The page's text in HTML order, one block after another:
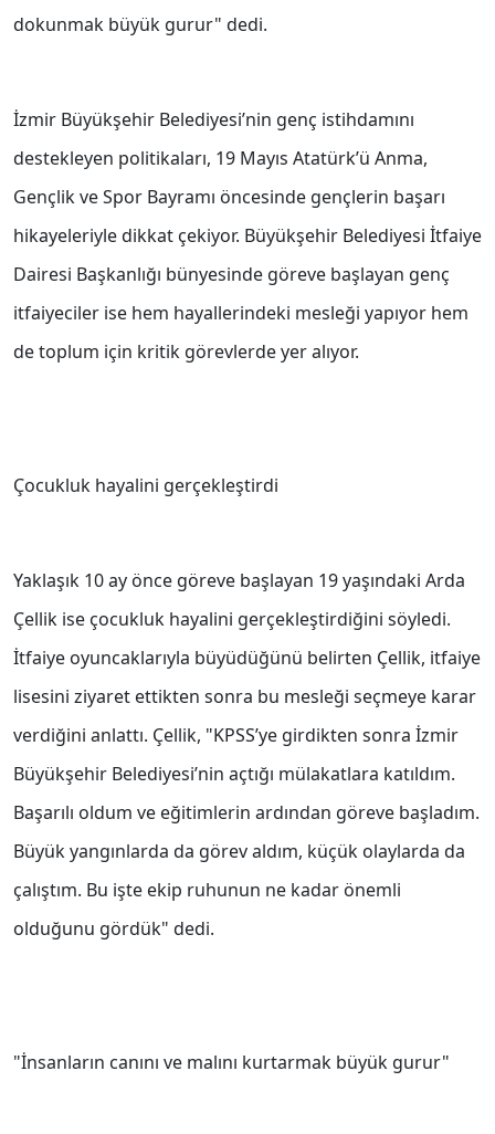
dokunmak büyük gurur" dedi.
İzmir Büyükşehir Belediyesi’nin genç istihdamını
destekleyen politikaları, 19 Mayıs Atatürk’ü Anma,
Gençlik ve Spor Bayramı öncesinde gençlerin başarı
hikayeleriyle dikkat çekiyor. Büyükşehir Belediyesi İtfaiye
Dairesi Başkanlığı bünyesinde göreve başlayan genç
itfaiyeciler ise hem hayallerindeki mesleği yapıyor hem
de toplum için kritik görevlerde yer alıyor.
Çocukluk hayalini gerçekleştirdi
Yaklaşık 10 ay önce göreve başlayan 19 yaşındaki Arda
Çellik ise çocukluk hayalini gerçekleştirdiğini söyledi.
İtfaiye oyuncaklarıyla büyüdüğünü belirten Çellik, itfaiye
lisesini ziyaret ettikten sonra bu mesleği seçmeye karar
verdiğini anlattı. Çellik, "KPSS’ye girdikten sonra İzmir
Büyükşehir Belediyesi’nin açtığı mülakatlara katıldım.
Başarılı oldum ve eğitimlerin ardından göreve başladım.
Büyük yangınlarda da görev aldım, küçük olaylarda da
çalıştım. Bu işte ekip ruhunun ne kadar önemli
olduğunu gördük" dedi.
"İnsanların canını ve malını kurtarmak büyük gurur"